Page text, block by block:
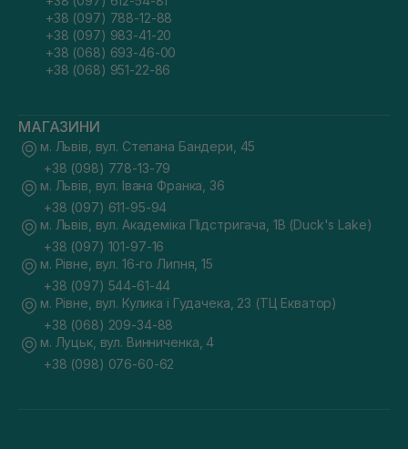
+38 (097) 788-12-88
+38 (097) 983-41-20
+38 (068) 693-46-00
+38 (068) 951-22-86
МАГАЗИНИ
м. Львів, вул. Степана Бандери, 45
+38 (098) 778-13-79
м. Львів, вул. Івана Франка, 36
+38 (097) 611-95-94
м. Львів, вул. Академіка Підстригача, 1В (Duck's Lake)
+38 (097) 101-97-16
м. Рівне, вул. 16-го Липня, 15
+38 (097) 544-61-44
м. Рівне, вул. Кулика і Гудачека, 23 (ТЦ Екватор)
+38 (068) 209-34-88
м. Луцьк, вул. Винниченка, 4
+38 (098) 076-60-62